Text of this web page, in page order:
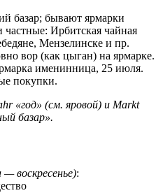
базар; бывают ярмарки
частные: Ирбитская чайная
Мензелинске и пр.
вор (как цыган) на ярмарке.
именинница, 25 июля.
покупки.
«год» (см. яровой) и Markt
базар».
— воскресенье):